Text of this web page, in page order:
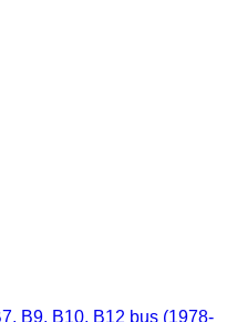
B9, B10, B12 bus (1978-